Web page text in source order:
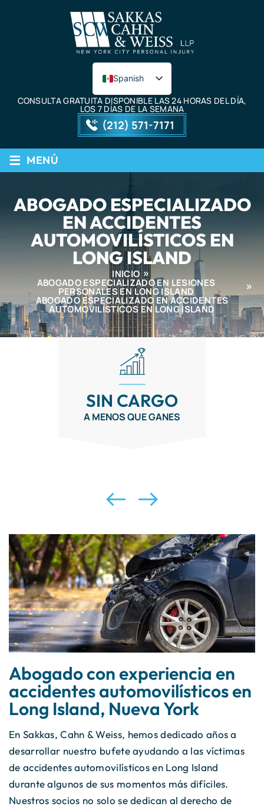
Spanish
English
CONSULTA GRATUITA DISPONIBLE LAS 24 HORAS DEL DÍA,
LOS 7 DÍAS DE LA SEMANA
(212) 571-7171
≡ MENÚ
ABOGADO ESPECIALIZADO
EN ACCIDENTES
AUTOMOVILÍSTICOS EN
LONG ISLAND
INICIO
ABOGADO ESPECIALIZADO EN LESIONES
PERSONALES EN LONG ISLAND
ABOGADO ESPECIALIZADO EN ACCIDENTES
AUTOMOVILÍSTICOS EN LONG ISLAND
SIN CARGO
A MENOS QUE GANES
Abogado con experiencia en
accidentes automovilísticos en
Long Island, Nueva York
En Sakkas, Cahn & Weiss, hemos dedicado años a
desarrollar nuestro bufete ayudando a las víctimas
de accidentes automovilísticos en Long Island
durante algunos de sus momentos más difíciles.
Nuestros socios no solo se dedican al derecho de